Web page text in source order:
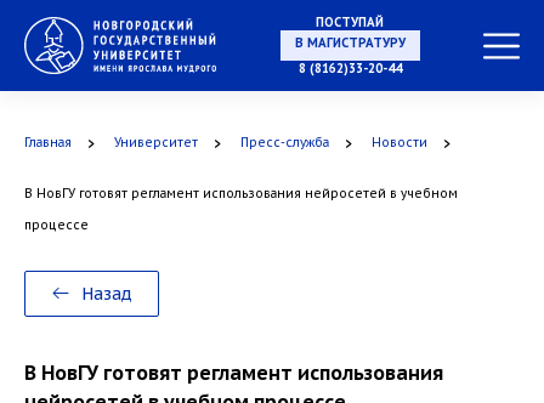
ПОСТУПАЙ
НА СПЕЦИАЛИТЕТ
В МАГИСТРАТУРУ
8 (8162)33-20-44
Главная Университет Пресс-служба Новости
В НовГУ готовят регламент использования нейросетей в учебном
процессе
Назад
В НовГУ готовят регламент использования